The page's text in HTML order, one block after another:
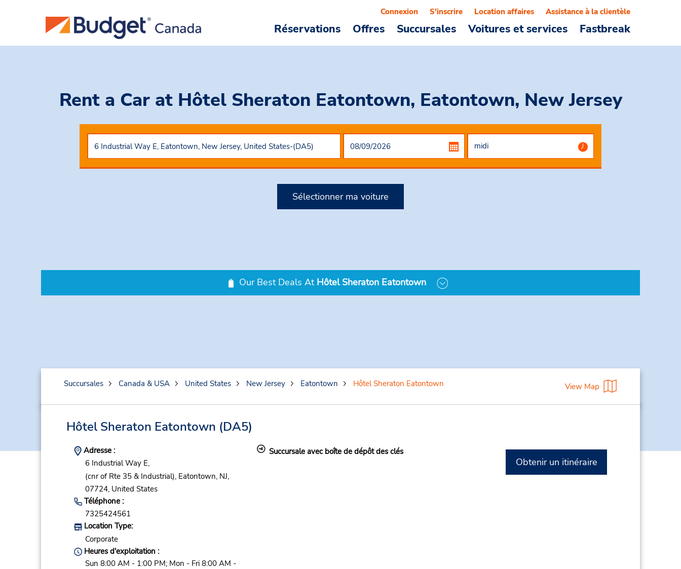
Réservations Offres Succursales Voitures et services Fastbreak
Connexion S'inscrire Location affaires Assistance à la clientèle
Rent a Car at Hôtel Sheraton Eatontown, Eatontown, New Jersey
Sélectionner ma voiture
Our Best Deals At Hôtel Sheraton Eatontown
Succursales Canada & USA United States New Jersey Eatontown Hôtel Sheraton Eatontown View Map
Hôtel Sheraton Eatontown (DA5)
Adresse :
6 Industrial Way E,
(cnr of Rte 35 & Industrial), Eatontown, NJ,
07724, United States
Téléphone :
7325424561
Location Type:
Corporate
Heures d'exploitation :
Sun 8:00 AM - 1:00 PM; Mon - Fri 8:00 AM -
Succursale avec boîte de dépôt des clés
Obtenir un itinéraire